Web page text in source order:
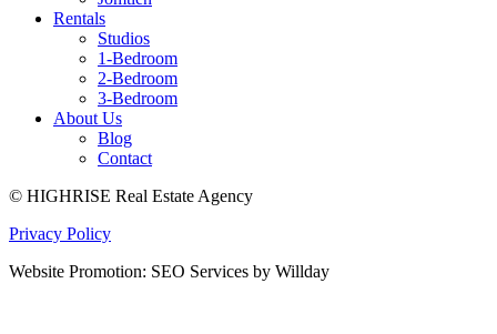
Rentals
Studios
1-Bedroom
2-Bedroom
3-Bedroom
About Us
Blog
Contact
© HIGHRISE Real Estate Agency
Privacy Policy
Website Promotion: SEO Services by Willday